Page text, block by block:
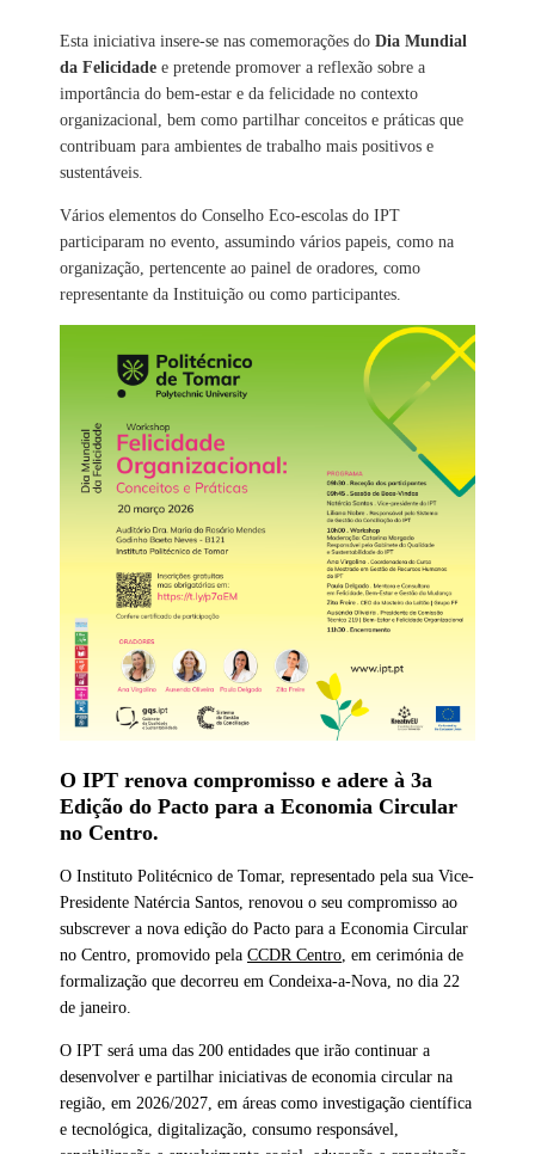
Esta iniciativa insere-se nas comemorações do Dia Mundial
da Felicidade e pretende promover a reflexão sobre a
importância do bem-estar e da felicidade no contexto
organizacional, bem como partilhar conceitos e práticas que
contribuam para ambientes de trabalho mais positivos e
sustentáveis.
Vários elementos do Conselho Eco-escolas do IPT
participaram no evento, assumindo vários papeis, como na
organização, pertencente ao painel de oradores, como
representante da Instituição ou como participantes.
O IPT renova compromisso e adere à 3a
Edição do Pacto para a Economia Circular
no Centro.
O Instituto Politécnico de Tomar, representado pela sua Vice-
Presidente Natércia Santos, renovou o seu compromisso ao
subscrever a nova edição do Pacto para a Economia Circular
no Centro, promovido pela CCDR Centro , em cerimónia de
formalização que decorreu em Condeixa-a-Nova, no dia 22
de janeiro.
O IPT será uma das 200 entidades que irão continuar a
desenvolver e partilhar iniciativas de economia circular na
região, em 2026/2027, em áreas como investigação científica
e tecnológica, digitalização, consumo responsável,